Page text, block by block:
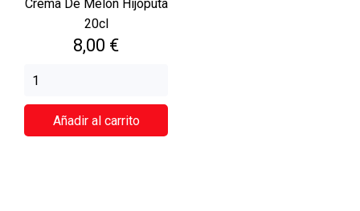
Crema De Melón Hijoputa
20cl
Precio
8,00 €
Añadir al carrito